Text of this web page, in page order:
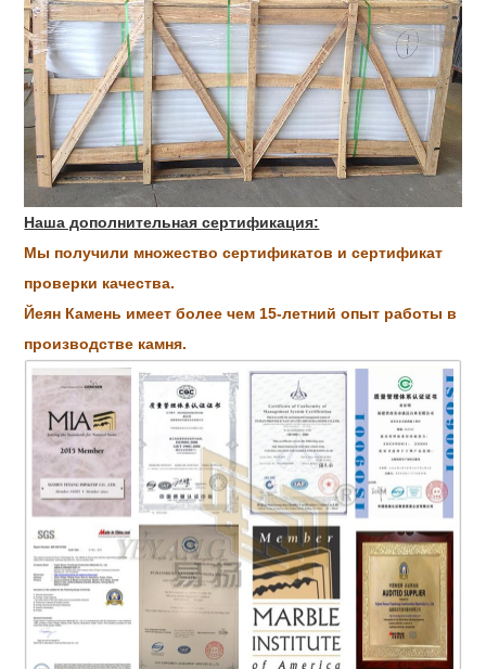
Наша дополнительная сертификация:
Мы получили множество сертификатов и сертификат
проверки качества.
Йеян Камень имеет более чем 15-летний опыт работы в
производстве камня.